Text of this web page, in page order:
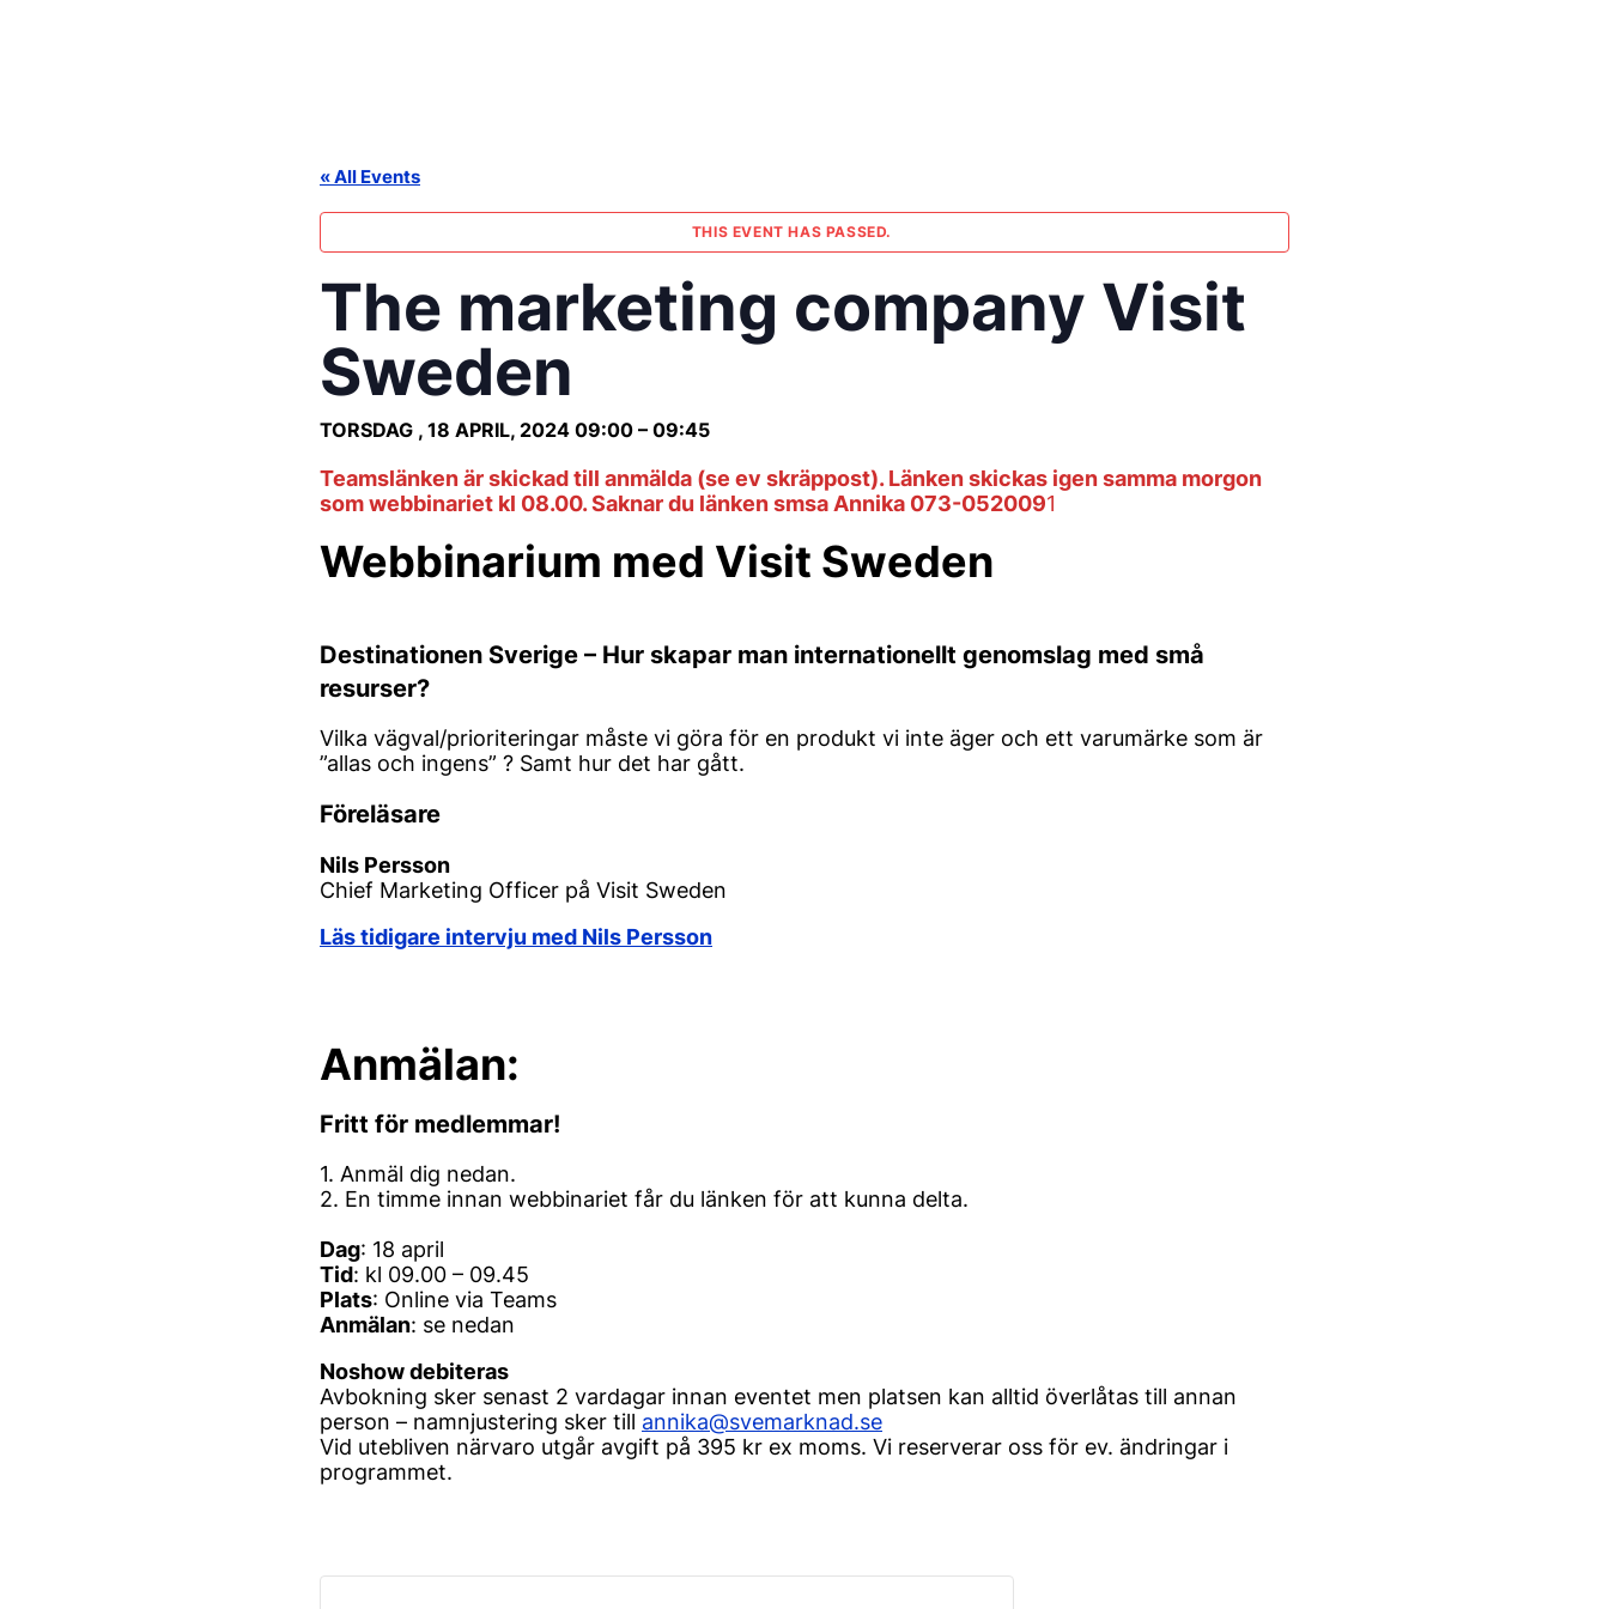
« All Events
THIS EVENT HAS PASSED.
The marketing company Visit
Sweden
TORSDAG , 18 APRIL, 2024 09:00 – 09:45
Teamslänken är skickad till anmälda (se ev skräppost). Länken skickas igen samma morgon
som webbinariet kl 08.00. Saknar du länken smsa Annika 073-0520091
Webbinarium med Visit Sweden
Destinationen Sverige – Hur skapar man internationellt genomslag med små
resurser?
Vilka vägval/prioriteringar måste vi göra för en produkt vi inte äger och ett varumärke som är
”allas och ingens” ? Samt hur det har gått.
Föreläsare
Nils Persson
Chief Marketing Officer på Visit Sweden
Läs tidigare intervju med Nils Persson
Anmälan:
Fritt för medlemmar!
1. Anmäl dig nedan.
2. En timme innan webbinariet får du länken för att kunna delta.
Dag: 18 april
Tid: kl 09.00 – 09.45
Plats: Online via Teams
Anmälan: se nedan
Noshow debiteras
Avbokning sker senast 2 vardagar innan eventet men platsen kan alltid överlåtas till annan
person – namnjustering sker till annika@svemarknad.se
Vid utebliven närvaro utgår avgift på 395 kr ex moms. Vi reserverar oss för ev. ändringar i
programmet.